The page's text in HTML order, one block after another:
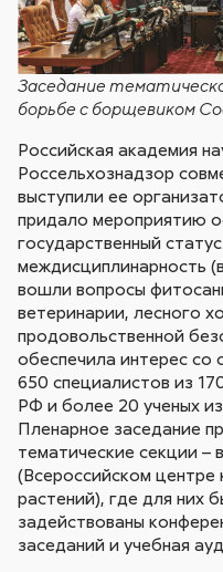
Заседание
борьбе с борщевиком
Российская академия
Россельхознадзор
выступили ее
придало мероприятию
государственный
междисциплинарность
вошли вопросы
ветеринарии, лесного
продовольственной
обеспечила интерес со
650 специалистов из
РФ и более 20 ученых
Пленарное заседание
тематические секции
(Всероссийском центре
растений), где для них
задействованы
заседаний и учебная